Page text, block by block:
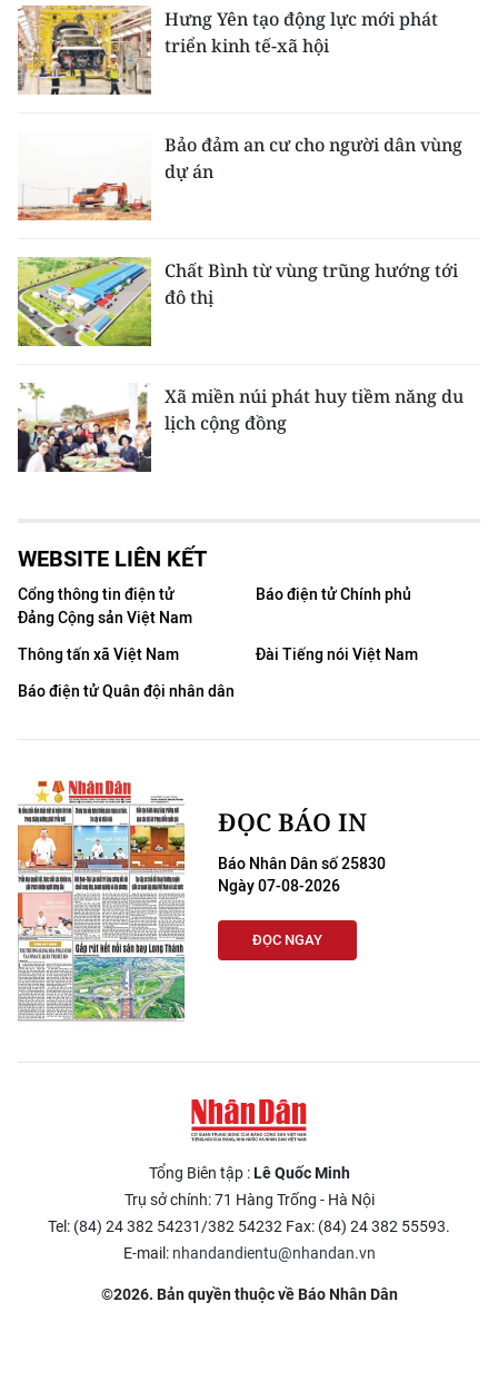
Hưng Yên tạo động lực mới phát
triển kinh tế-xã hội
Bảo đảm an cư cho người dân vùng
dự án
Chất Bình từ vùng trũng hướng tới
đô thị
Xã miền núi phát huy tiềm năng du
lịch cộng đồng
WEBSITE LIÊN KẾT
Cổng thông tin điện tử
Đảng Cộng sản Việt Nam
Báo điện tử Chính phủ
Thông tấn xã Việt Nam
Đài Tiếng nói Việt Nam
Báo điện tử Quân đội nhân dân
ĐỌC BÁO IN
Báo Nhân Dân số 25830
Ngày 07-08-2026
ĐỌC NGAY
Tổng Biên tập :Lê Quốc Minh
Trụ sở chính: 71 Hàng Trống - Hà Nội
Tel: (84) 24 382 54231/382 54232 Fax: (84) 24 382 55593.
E-mail: nhandandientu@nhandan.vn
©2026. Bản quyền thuộc về Báo Nhân Dân